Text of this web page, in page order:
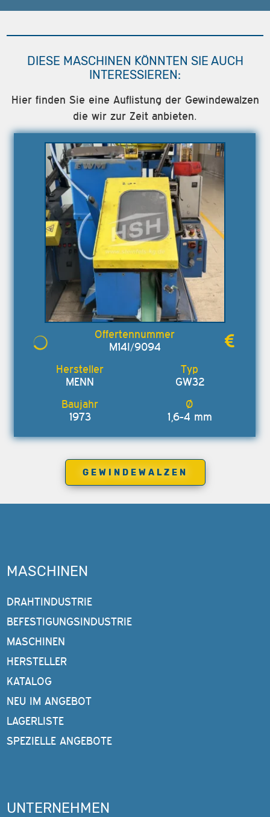
DIESE MASCHINEN KÖNNTEN SIE AUCH
INTERESSIEREN:
Hier finden Sie eine Auflistung der Gewindewalzen
die wir zur Zeit anbieten.
M14I/9094
MENN GW32
1973 1,6-4 mm
GEWINDEWALZEN
MASCHINEN
DRAHTINDUSTRIE
BEFESTIGUNGSINDUSTRIE
MASCHINEN
HERSTELLER
KATALOG
NEU IM ANGEBOT
LAGERLISTE
SPEZIELLE ANGEBOTE
UNTERNEHMEN